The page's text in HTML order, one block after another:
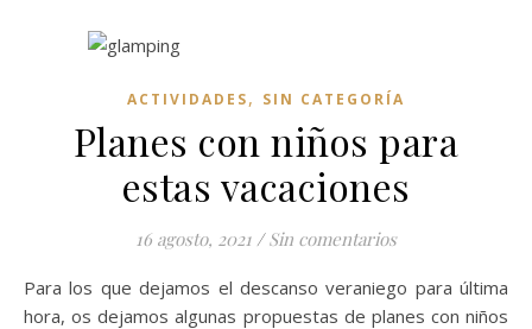
ACTIVIDADES, SIN CATEGORÍA
Planes con niños para
estas vacaciones
16 agosto, 2021 / Sin comentarios
Para los que dejamos el descanso veraniego para última
hora, os dejamos algunas propuestas de planes con niños